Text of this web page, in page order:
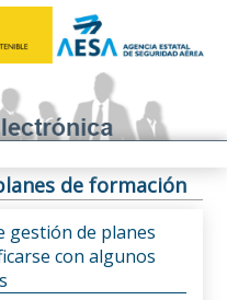
de formación
gestión de planes
con algunos